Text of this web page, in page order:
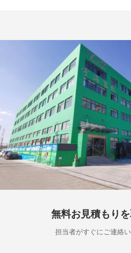
無料お見積もり
担当者がすぐにご連絡い